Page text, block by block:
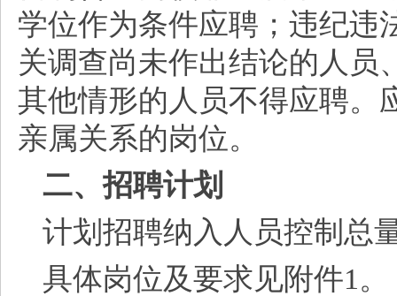
学位作为条件应聘；违纪违
关调查尚未作出结论的人员
其他情形的人员不得应聘。
亲属关系的岗位。
二、招聘计划
计划招聘纳入人员控制总
具体岗位及要求见附件1。